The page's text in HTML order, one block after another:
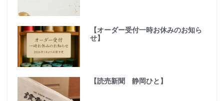
【オーダー受付一時お休みのお知ら
せ】
【読売新聞 静岡ひと】